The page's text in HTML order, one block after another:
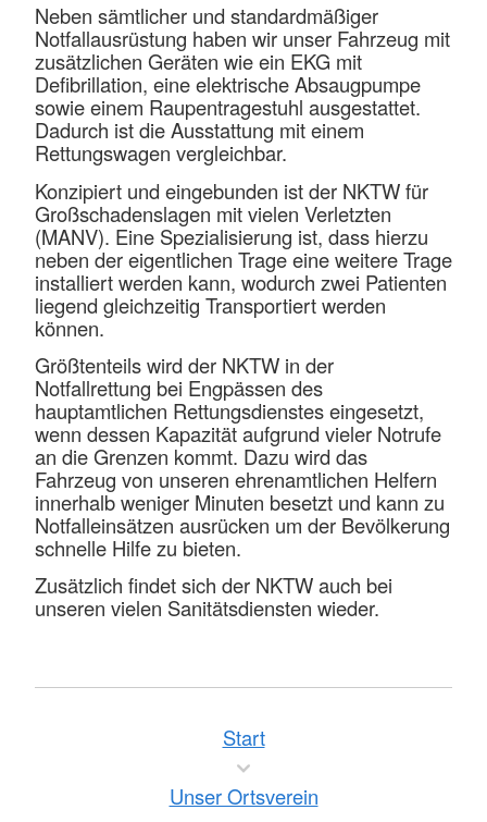
Neben sämtlicher und standardmäßiger
Notfallausrüstung haben wir unser Fahrzeug mit
zusätzlichen Geräten wie ein EKG mit
Defibrillation, eine elektrische Absaugpumpe
sowie einem Raupentragestuhl ausgestattet.
Dadurch ist die Ausstattung mit einem
Rettungswagen vergleichbar.
Konzipiert und eingebunden ist der NKTW für
Großschadenslagen mit vielen Verletzten
(MANV). Eine Spezialisierung ist, dass hierzu
neben der eigentlichen Trage eine weitere Trage
installiert werden kann, wodurch zwei Patienten
liegend gleichzeitig Transportiert werden
können.
Größtenteils wird der NKTW in der
Notfallrettung bei Engpässen des
hauptamtlichen Rettungsdienstes eingesetzt,
wenn dessen Kapazität aufgrund vieler Notrufe
an die Grenzen kommt. Dazu wird das
Fahrzeug von unseren ehrenamtlichen Helfern
innerhalb weniger Minuten besetzt und kann zu
Notfalleinsätzen ausrücken um der Bevölkerung
schnelle Hilfe zu bieten.
Zusätzlich findet sich der NKTW auch bei
unseren vielen Sanitätsdiensten wieder.
Start
Unser Ortsverein